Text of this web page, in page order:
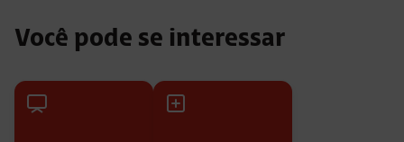
Você pode se interessar